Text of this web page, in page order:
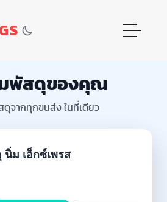
พัสดุของคุณ
จากทุกขนส่ง ในที่เดียว
ม เอ็กซ์เพรส